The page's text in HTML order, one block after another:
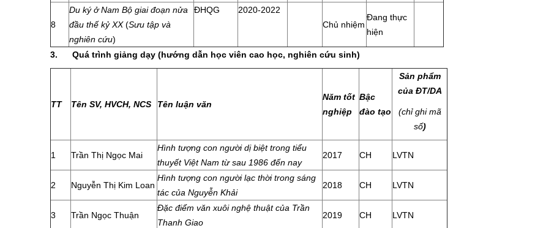
8
Du ký ở Nam Bộ giai đoạn nửa
đầu thế kỷ XX(Sưu tập và
nghiên cứu)
ĐHQG
2020-2022
Chủ nhiệm
Đang thực
hiện
3. Quá trình giảng dạy (hướng dẫn học viên cao học, nghiên cứu sinh)
TT Tên SV, HVCH, NCS Tên luận văn
Năm tốt
nghiệp
Bậc
đào tạo
Sản phẩm
của ĐT/DA
(chỉ ghi mã
số)
1 Trần Thị Ngọc Mai
Hình tượng con người dị biệt trong tiểu
thuyết Việt Nam từ sau 1986 đến nay
2017 CH LVTN
2 Nguyễn Thị Kim Loan
Hình tượng con người lạc thời trong sáng
tác của Nguyễn Khải
2018 CH LVTN
3 Trần Ngọc Thuận
Đặc điểm văn xuôi nghệ thuật của Trần
Thanh Giao
2019 CH LVTN